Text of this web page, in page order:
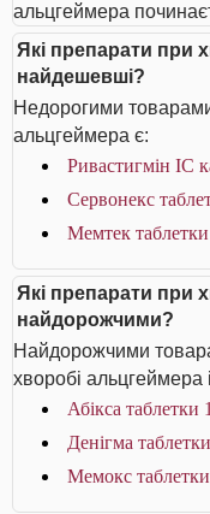
альцгеймера
Які препарати при
найдешевші?
Недорогими
альцгеймера є:
Ривастигмін IC
Сервонекс
Мемтек
Які препарати при
найдорожчими?
Найдорожчими
хворобі альцгеймера
Абікса
Денігма
Мемокс